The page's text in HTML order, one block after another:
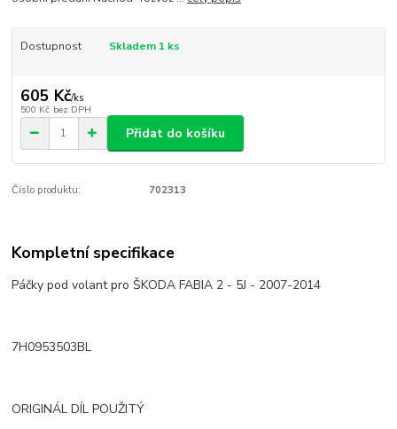
Dostupnost Skladem 1 ks
605 Kč/ks
500 Kč bez DPH
Přidat do košíku
Číslo produktu: 702313
Kompletní specifikace
Páčky pod volant pro ŠKODA FABIA 2 - 5J - 2007-2014
7H0953503BL
ORIGINÁL DÍL POUŽITÝ